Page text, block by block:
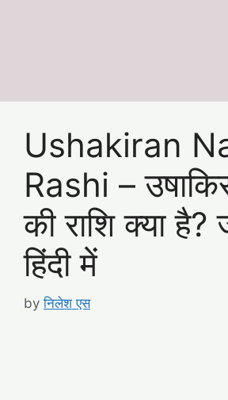
Ushakiran
Rashi –
की राशि क्या है?
हिंदी में
byनिलेश एस